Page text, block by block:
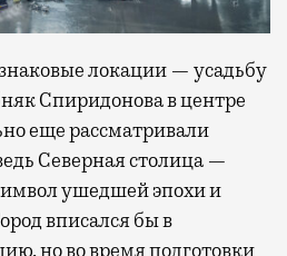
локации — усадьбу
Спиридонова в центре
еще рассматривали
Северная столица —
ушедшей эпохи и
вписался бы в
но во время подготовки